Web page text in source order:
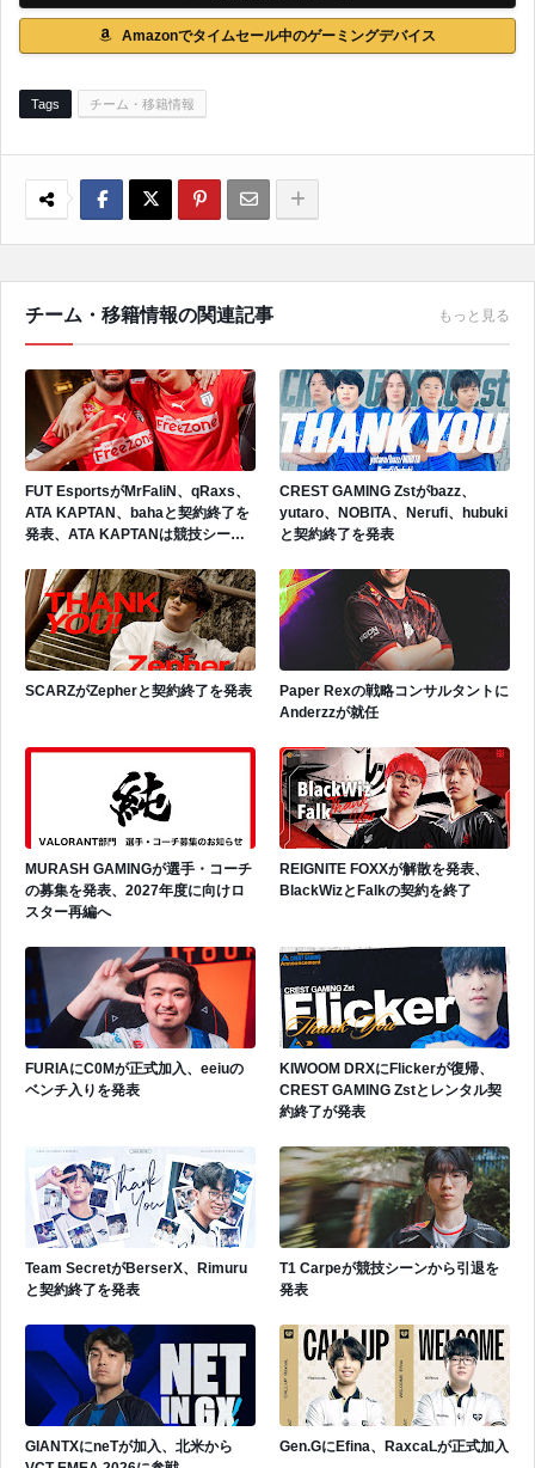
Amazonでタイムセール中のゲーミングデバイス
Tags チーム・移籍情報
チーム・移籍情報の関連記事 もっと見る
FUT EsportsがMrFaliN、qRaxs、
ATA KAPTAN、bahaと契約終了を
発表、ATA KAPTANは競技シーン
CREST GAMING Zstがbazz、
yutaro、NOBITA、Nerufi、hubuki
と契約終了を発表
SCARZがZepherと契約終了を発表
Paper Rexの戦略コンサルタントに
Anderzzが就任
MURASH GAMINGが選手・コーチ
の募集を発表、2027年度に向けロ
スター再編へ
REIGNITE FOXXが解散を発表、
BlackWizとFalkの契約を終了
FURIAにC0Mが正式加入、eeiuの
ベンチ入りを発表
KIWOOM DRXにFlickerが復帰、
CREST GAMING Zstとレンタル契
約終了が発表
Team SecretがBerserX、Rimuru
と契約終了を発表
T1 Carpeが競技シーンから引退を
発表
GIANTXにneTが加入、北米から
Gen.GにEfina、RaxcaLが正式加入